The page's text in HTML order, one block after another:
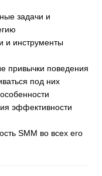
задачи и
и инструменты
привычки поведения
под них
эффективности
SMM во всех его